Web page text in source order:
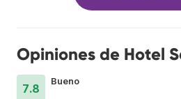
Opiniones de Hotel
7.8
Bueno